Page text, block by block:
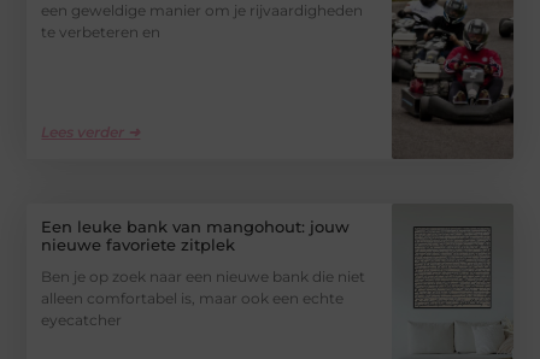
een geweldige manier om je rijvaardigheden
te verbeteren en
Lees verder ➜
Een leuke bank van mangohout: jouw
nieuwe favoriete zitplek
Ben je op zoek naar een nieuwe bank die niet
alleen comfortabel is, maar ook een echte
eyecatcher